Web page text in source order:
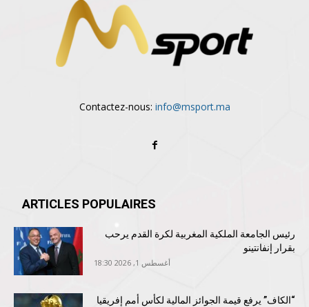
Contactez-nous: info@msport.ma
ARTICLES POPULAIRES
رئيس الجامعة الملكية المغربية لكرة القدم يرحب
بقرار إنفانتينو
أغسطس 1, 2026 18:30
“الكاف” يرفع قيمة الجوائز المالية لكأس أمم إفريقيا